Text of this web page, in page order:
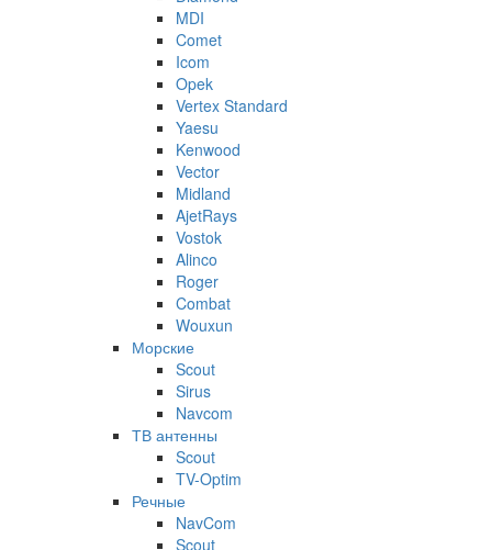
MDI
Comet
Icom
Opek
Vertex Standard
Yaesu
Kenwood
Vector
Midland
AjetRays
Vostok
Alinco
Roger
Combat
Wouxun
Морские
Scout
Sirus
Navcom
ТВ антенны
Scout
TV-Optim
Речные
NavCom
Scout